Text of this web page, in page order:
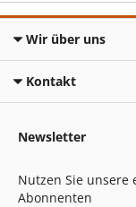
Wir über uns
Kontakt
Newsletter
Nutzen Sie unsere
Abonnenten